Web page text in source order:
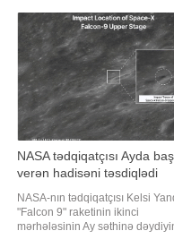
görə, hadisə Peloponnes
yarımadasında, Sparta
yaxınlığındakı Mistra kəndində
qeydə alınıb
NASA tədqiqatçısı Ayda baş
verən hadisəni təsdiqlədi
NASA-nın tədqiqatçısı Kelsi
"Falcon 9" raketinin ikinci
mərhələsinin Ay səthinə